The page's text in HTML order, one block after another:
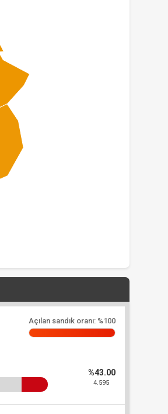
Açılan sandık oranı: %100
%43.00
4.595